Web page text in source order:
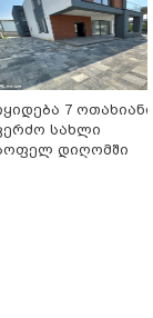
7 ოთახიანი
სახლი
დიღომში